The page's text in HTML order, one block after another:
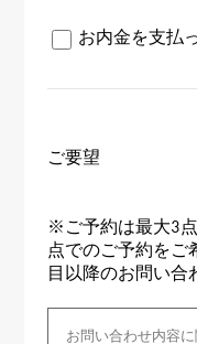
お内金を支払
ご要望
※ご予約は最大3
点でのご予約をご
目以降のお問い合